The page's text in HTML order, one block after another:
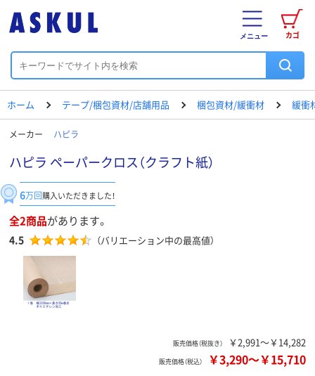
カゴ
メニュー
ホーム テープ/梱包資材/店舗用品 梱包資材/緩衝材 緩衝
メーカー ハピラ
ハピラ ペーパークロス（クラフト紙）
6万回購入いただきました！
全2商品があります。
4.5 （バリエーション中の最高値）
販売価格（税抜き） ￥2,991～￥14,282
販売価格（税込） ￥3,290～￥15,710